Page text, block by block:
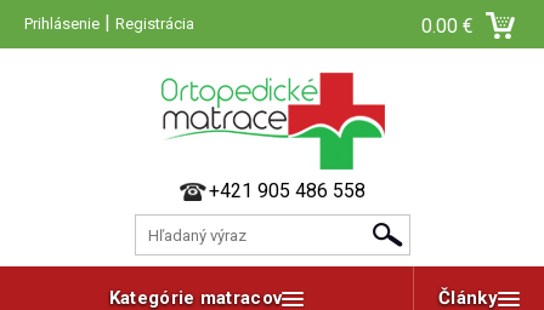
Prihlásenie | Registrácia 0.00 €
+421 905 486 558
Články
Kategórie matracov